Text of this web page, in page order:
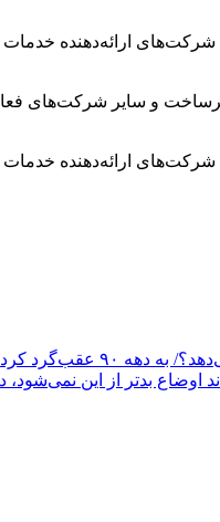
ارائه‌دهنده
و سایر شرکت‌های فعال
ارائه‌دهنده
عقب‌گرد کرده‌ایم
اوضاع بدتر از این